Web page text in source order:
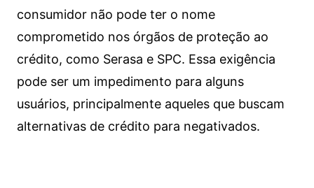
consumidor não pode ter o nome
comprometido nos órgãos de proteção ao
crédito, como Serasa e SPC. Essa exigência
pode ser um impedimento para alguns
usuários, principalmente aqueles que buscam
alternativas de crédito para negativados.